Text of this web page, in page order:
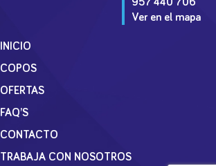
Ver en el mapa
INICIO
COPOS
OFERTAS
FAQ’S
CONTACTO
TRABAJA CON NOSOTROS